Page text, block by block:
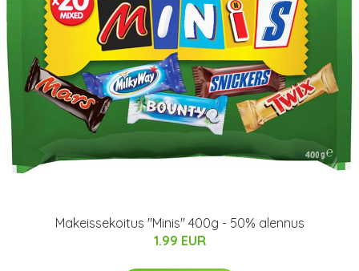
Makeissekoitus "Minis" 400g - 50% alennus
1.99 EUR